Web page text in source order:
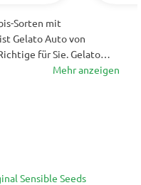
Sorten mit
Gelato Auto von
für Sie. Gelato
und Girl Scout
die nach nur 75
dichte, klebrige
Mehr anzeigen
Sensible Seeds